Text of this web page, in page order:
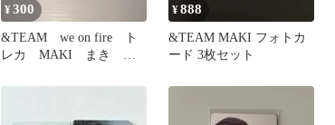
¥300
&TEAM we on fire ト
レカ MAKI まき マ
¥888
&TEAM MAKI フォトカ
ード 3枚セット